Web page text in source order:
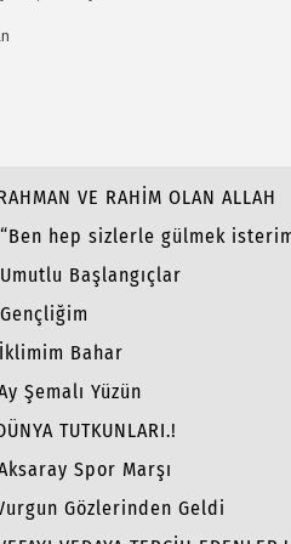
VE RAHİM OLAN ALLAH
“Ben hep sizlerle gülmek
Umutlu Başlangıçlar
Gençliğim
İklimim Bahar
Şemalı Yüzün
TUTKUNLARI.!
Spor Marşı
Gözlerinden Geldi